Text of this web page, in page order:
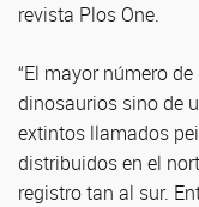
revista Plos One.
“El mayor número
dinosaurios sino de
extintos llamados
distribuidos en el
registro tan al sur.